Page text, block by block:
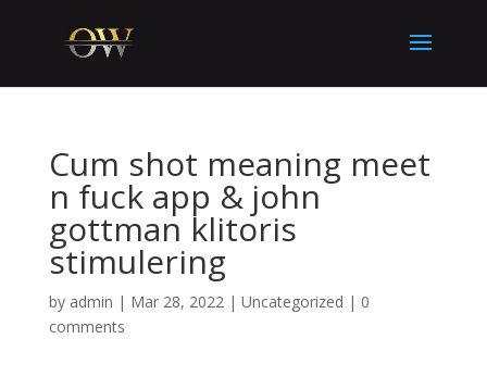
Cum shot meaning meet
n fuck app & john
gottman klitoris
stimulering
by admin | Mar 28, 2022| Uncategorized | 0
comments